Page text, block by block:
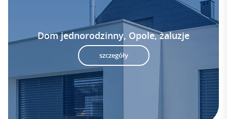
Dom jednorodzinny, Opole, żaluzje
szczegóły